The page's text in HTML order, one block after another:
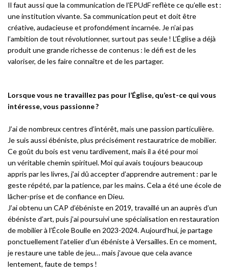
Il faut aussi que la communication de l’EPUdF reflète ce qu’elle est :
une institution vivante. Sa communication peut et doit être
créative, audacieuse et profondément incarnée. Je n’ai pas
l’ambition de tout révolutionner, surtout pas seule ! L’Église a déjà
produit une grande richesse de contenus : le défi est de les
valoriser, de les faire connaître et de les partager.
Lorsque vous ne travaillez pas pour l’Église, qu’est-ce qui vous
intéresse, vous passionne ?
J’ai de nombreux centres d’intérêt, mais une passion particulière.
Je suis aussi ébéniste, plus précisément restauratrice de mobilier.
Ce goût du bois est venu tardivement, mais il a été pour moi
un véritable chemin spirituel. Moi qui avais toujours beaucoup
appris par les livres, j’ai dû accepter d’apprendre autrement : par le
geste répété, par la patience, par les mains. Cela a été une école de
lâcher-prise et de confiance en Dieu.
J’ai obtenu un CAP d’ébéniste en 2019, travaillé un an auprès d’un
ébéniste d’art, puis j’ai poursuivi une spécialisation en restauration
de mobilier à l’École Boulle en 2023-2024. Aujourd’hui, je partage
ponctuellement l’atelier d’un ébéniste à Versailles. En ce moment,
je restaure une table de jeu… mais j’avoue que cela avance
lentement, faute de temps !